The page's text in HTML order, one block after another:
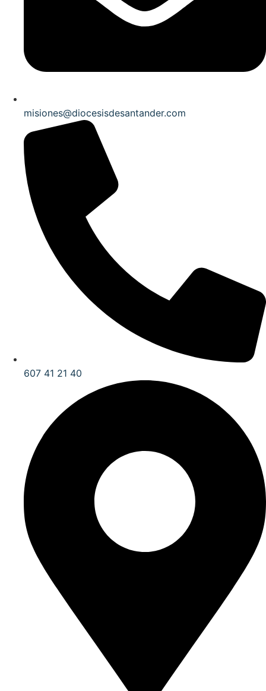
misiones@diocesisdesantander.com
607 41 21 40